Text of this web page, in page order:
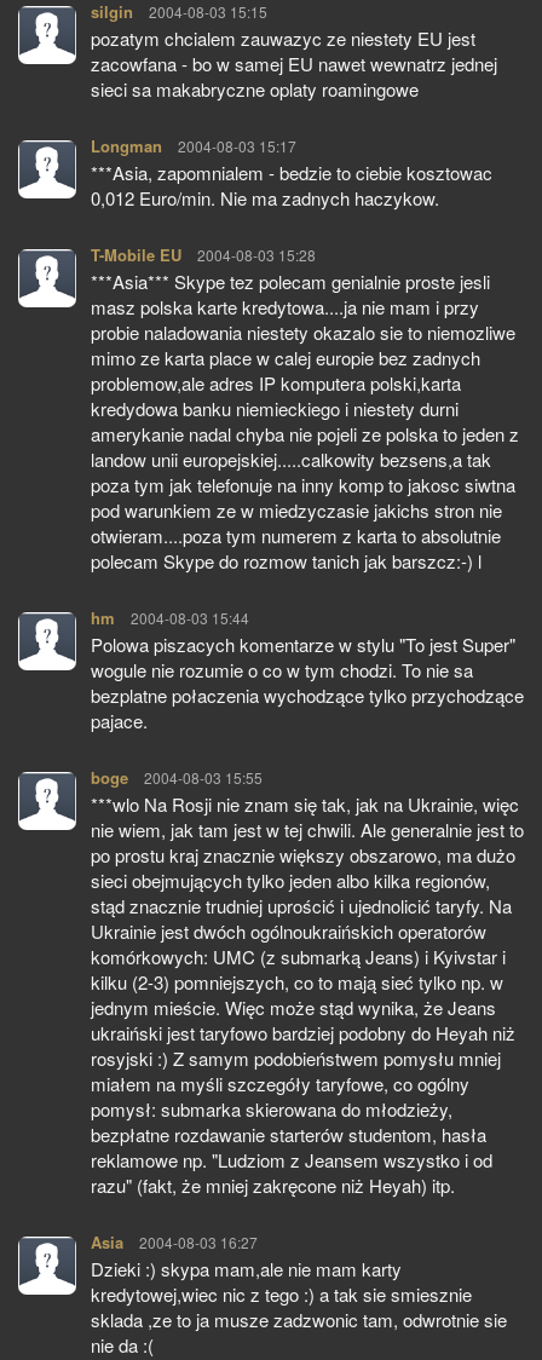
silgin pisze:
2004-08-03 15:15
pozatym chcialem zauwazyc ze niestety EU jest
zacowfana - bo w samej EU nawet wewnatrz jednej
sieci sa makabryczne oplaty roamingowe
Longman pisze:
2004-08-03 15:17
***Asia, zapomnialem - bedzie to ciebie kosztowac
0,012 Euro/min. Nie ma zadnych haczykow.
T-Mobile EU pisze:
2004-08-03 15:28
***Asia*** Skype tez polecam genialnie proste jesli
masz polska karte kredytowa....ja nie mam i przy
probie naladowania niestety okazalo sie to niemozliwe
mimo ze karta place w calej europie bez zadnych
problemow,ale adres IP komputera polski,karta
kredydowa banku niemieckiego i niestety durni
amerykanie nadal chyba nie pojeli ze polska to jeden z
landow unii europejskiej.....calkowity bezsens,a tak
poza tym jak telefonuje na inny komp to jakosc siwtna
pod warunkiem ze w miedzyczasie jakichs stron nie
otwieram....poza tym numerem z karta to absolutnie
polecam Skype do rozmow tanich jak barszcz:-) l
hm pisze:
2004-08-03 15:44
Polowa piszacych komentarze w stylu "To jest Super"
wogule nie rozumie o co w tym chodzi. To nie sa
bezplatne połaczenia wychodzące tylko przychodzące
pajace.
boge pisze:
2004-08-03 15:55
***wlo Na Rosji nie znam się tak, jak na Ukrainie, więc
nie wiem, jak tam jest w tej chwili. Ale generalnie jest to
po prostu kraj znacznie większy obszarowo, ma dużo
sieci obejmujących tylko jeden albo kilka regionów,
stąd znacznie trudniej uprościć i ujednolicić taryfy. Na
Ukrainie jest dwóch ogólnoukraińskich operatorów
komórkowych: UMC (z submarką Jeans) i Kyivstar i
kilku (2-3) pomniejszych, co to mają sieć tylko np. w
jednym mieście. Więc może stąd wynika, że Jeans
ukraiński jest taryfowo bardziej podobny do Heyah niż
rosyjski :) Z samym podobieństwem pomysłu mniej
miałem na myśli szczegóły taryfowe, co ogólny
pomysł: submarka skierowana do młodzieży,
bezpłatne rozdawanie starterów studentom, hasła
reklamowe np. "Ludziom z Jeansem wszystko i od
razu" (fakt, że mniej zakręcone niż Heyah) itp.
Asia pisze:
2004-08-03 16:27
Dzieki :) skypa mam,ale nie mam karty
kredytowej,wiec nic z tego :) a tak sie smiesznie
sklada ,ze to ja musze zadzwonic tam, odwrotnie sie
nie da :(